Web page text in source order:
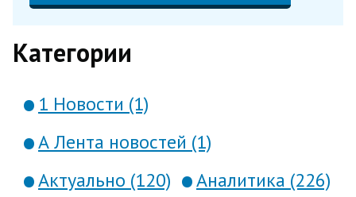
Категории
1 Новости (1)
А Лента новостей (1)
Актуально (120)
Аналитика (226)